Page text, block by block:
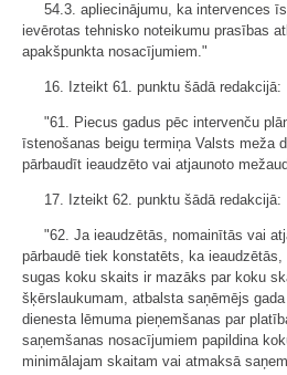
54.3. apliecinājumu, ka intervences
ievērotas tehnisko noteikumu prasības
apakšpunkta nosacījumiem."
16. Izteikt 61. punktu šādā redakcijā:
"61. Piecus gadus pēc intervenču
īstenošanas beigu termiņa Valsts meža
pārbaudīt ieaudzēto vai atjaunoto
17. Izteikt 62. punktu šādā redakcijā:
"62. Ja ieaudzētās, nomainītās vai
pārbaudē tiek konstatēts, ka
sugas koku skaits ir mazāks par koku
šķērslaukumam, atbalsta saņēmējs
dienesta lēmuma pieņemšanas par
saņemšanas nosacījumiem papildina
minimālajam skaitam vai atmaksā